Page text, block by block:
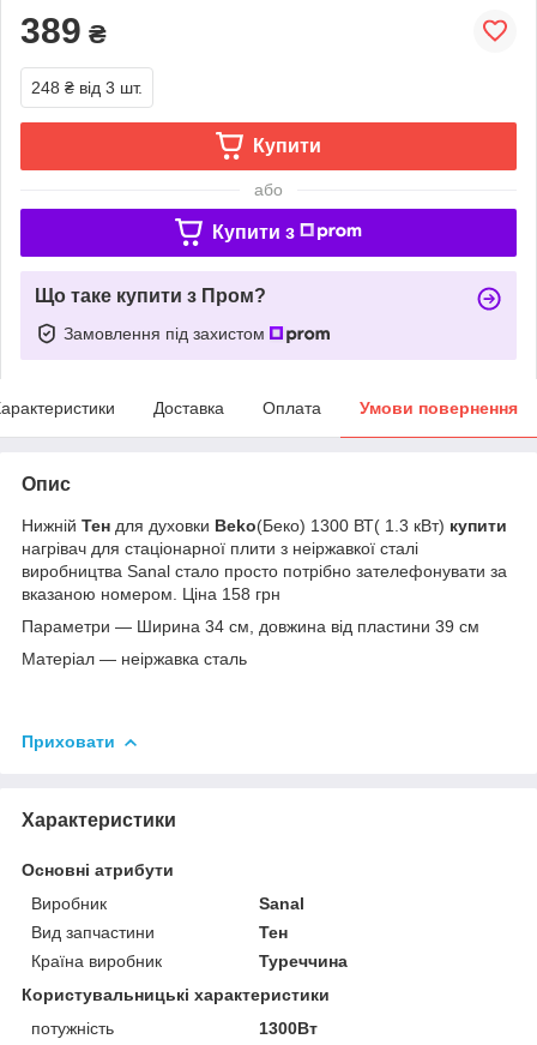
389 ₴
248 ₴ від 3 шт.
Купити
або
Купити з
Що таке купити з Пром?
Замовлення під захистом
Доставка Оплата Умови повернення
Опис
Нижній Тен для духовки Beko(Беко) 1300 ВТ( 1.3 кВт) купити
нагрівач для стаціонарної плити з неіржавкої сталі
виробництва Sanal стало просто потрібно зателефонувати за
вказаною номером. Ціна 158 грн
Параметри — Ширина 34 см, довжина від пластини 39 см
Матеріал — неіржавка сталь
Приховати
Характеристики
Основні атрибути
Виробник
Sanal
Вид запчастини
Тен
Країна виробник
Туреччина
Користувальницькі характеристики
потужність
1300Вт